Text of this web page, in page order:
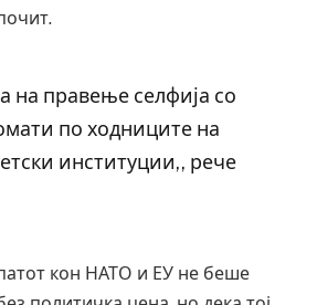
на правење селфија со
по ходниците на
институции,, рече
кон НАТО и ЕУ не беше